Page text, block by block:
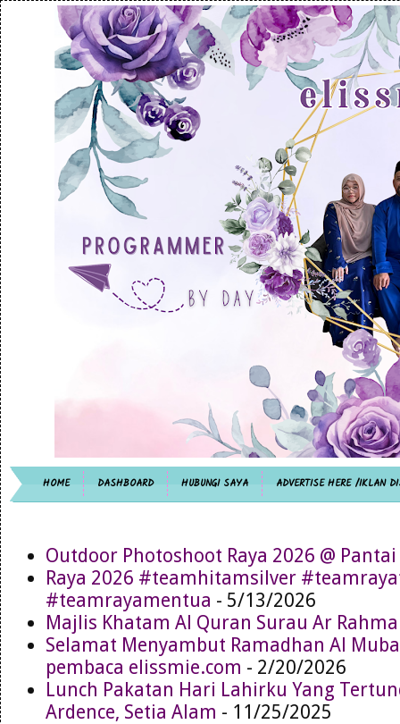
HOME DASHBOARD HUBUNGI SAYA ADVERTISE HERE /IKLAN
Outdoor Photoshoot Raya 2026 @ Pantai
Raya 2026 #teamhitamsilver
#teamrayamentua - 5/13/2026
Majlis Khatam Al Quran Surau Ar
Selamat Menyambut Ramadhan Al
pembaca elissmie.com - 2/20/2026
Lunch Pakatan Hari Lahirku Yang
Ardence, Setia Alam - 11/25/2025